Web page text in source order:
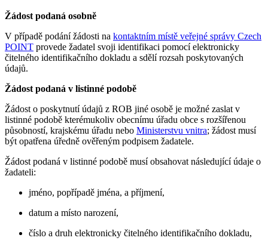
Žádost podaná osobně
V případě podání žádosti na kontaktním místě veřejné správy Czech
POINT provede žadatel svoji identifikaci pomocí elektronicky
čitelného identifikačního dokladu a sdělí rozsah poskytovaných
údajů.
Žádost podaná v listinné podobě
Žádost o poskytnutí údajů z ROB jiné osobě je možné zaslat v
listinné podobě kterémukoliv obecnímu úřadu obce s rozšířenou
působností, krajskému úřadu nebo Ministerstvu vnitra; žádost musí
být opatřena úředně ověřeným podpisem žadatele.
Žádost podaná v listinné podobě musí obsahovat následující údaje o
žadateli:
jméno, popřípadě jména, a příjmení,
datum a místo narození,
číslo a druh elektronicky čitelného identifikačního dokladu,